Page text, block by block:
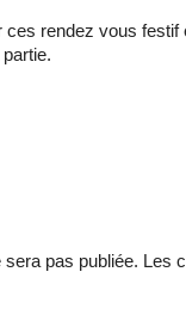
ces rendez vous festif
pas publiée. Les